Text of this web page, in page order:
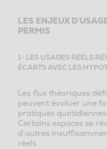
LES ENJEUX
PERMIS
1- LES USAGES RÉELS
ÉCARTS AVEC LES
Les flux théoriques
peuvent évoluer une
pratiques
Certains espaces se
d’autres
réels.